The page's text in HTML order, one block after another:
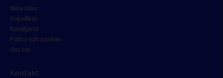
Mina sidor
Köpvillkor
Kundtjänst
Policy och cookies
Om oss
Kontakt